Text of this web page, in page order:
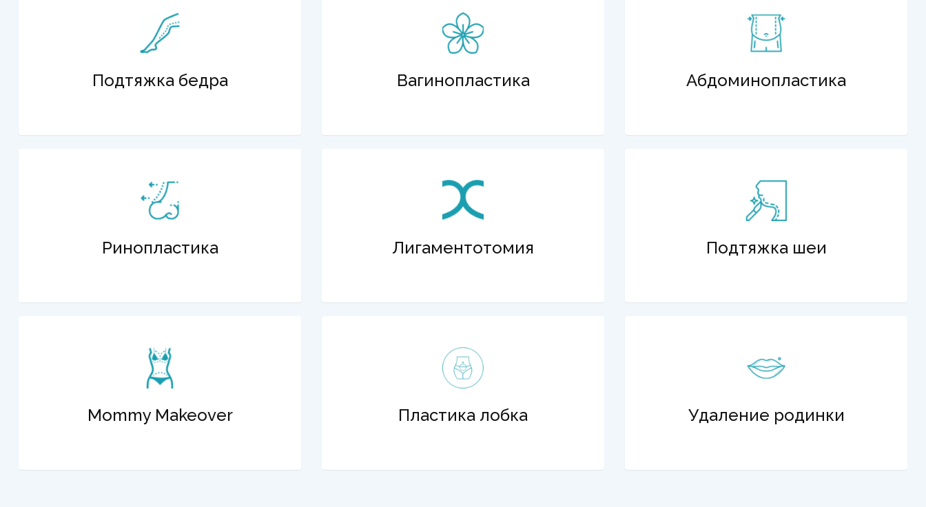
Подтяжка бедра Вагинопластика Абдоминопластика
Ринопластика Лигаментотомия Подтяжка шеи
Mommy Makeover Пластика лобка Удаление родинки